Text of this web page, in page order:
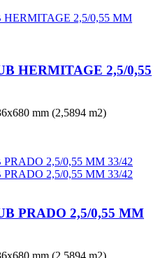
HERMITAGE 2,5/0,55
mm (2,5894 m2)
PRADO 2,5/0,55 MM
mm (2,5894 m2)